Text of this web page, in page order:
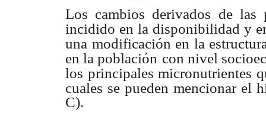
Los cambios derivados de las
incidido en la disponibilidad y
una modificación en la
en la población con nivel
los principales micronutrientes
cuales se pueden mencionar el
C).